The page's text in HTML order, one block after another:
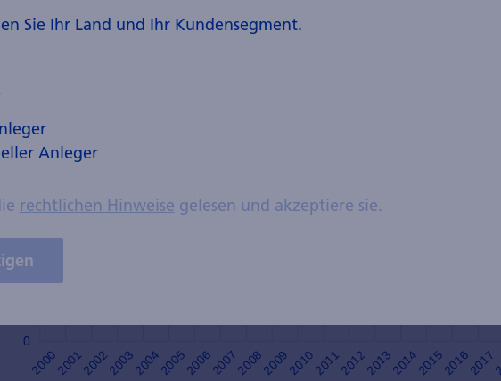
Sie Ihr Land und Ihr Kundensegment.
Anleger
rechtlichen Hinweise gelesen und akzeptiere sie.